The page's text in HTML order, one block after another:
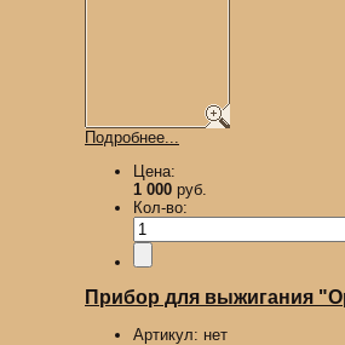
Подробнее...
Цена:
1 000 руб.
Кол-во:
Прибор для выжигания
Артикул: нет